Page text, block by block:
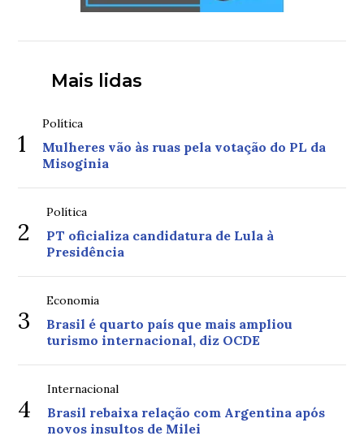
Mais lidas
1
Política
Mulheres vão às ruas pela votação do PL da
Misoginia
2
Política
PT oficializa candidatura de Lula à
Presidência
3
Economia
Brasil é quarto país que mais ampliou
turismo internacional, diz OCDE
4
Internacional
Brasil rebaixa relação com Argentina após
novos insultos de Milei